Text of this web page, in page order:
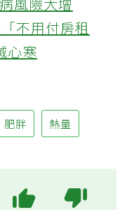
不用付房租
心寒
肥胖 熱量